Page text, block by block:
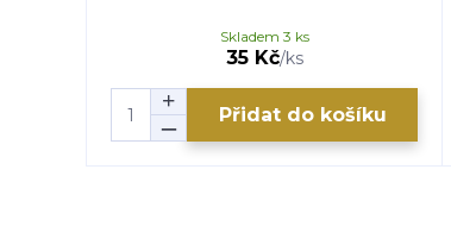
35 Kč/ks
Skladem 3 ks
Přidat do košíku